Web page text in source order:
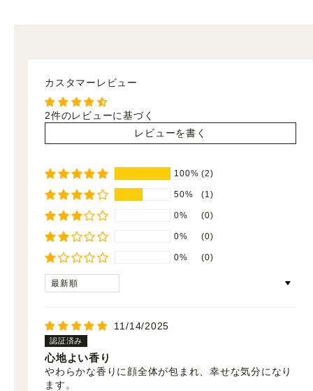
カスタマーレビュー
2件のレビューに基づく
レビューを書く
100% (2)
50% (1)
0% (0)
0% (0)
0% (0)
Sort by
11/14/2025
心地よい香り
やわらかな香りに顔全体が包まれ、幸せな気分になり
ます。